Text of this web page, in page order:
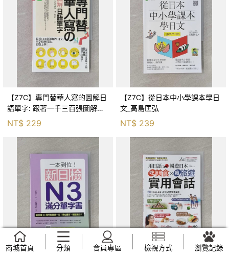
【Z7C】專門替華人寫的圖解日
語單字: 跟著一千三百張圖解學
日文,生活的每一天都能用日文
說!_檸檬樹日語教學團隊
NT$ 229
【Z7C】從日本中小學課本學日
文_高島匡弘
NT$ 239
商城首頁 分類 會員專區 檢視方式 瀏覽記錄